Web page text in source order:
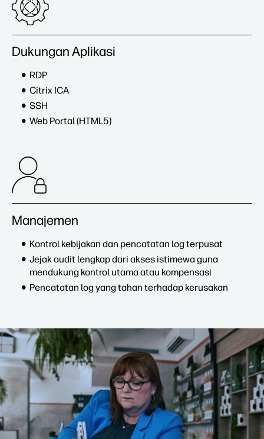
Dukungan Aplikasi
RDP
Citrix ICA
SSH
Web Portal (HTML5)
Manajemen
Kontrol kebijakan dan pencatatan log terpusat
Jejak audit lengkap dari akses istimewa guna
mendukung kontrol utama atau kompensasi
Pencatatan log yang tahan terhadap kerusakan